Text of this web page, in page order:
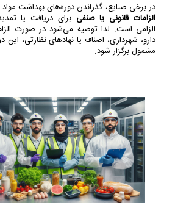
در برخی صنایع، گذراندن دوره‌های بهداشت مواد
الزامات قانونی یا صنفی برای دریافت یا
الزامی است. لذا توصیه می‌شود در صورت
دارو، شهرداری، اصناف یا نهادهای نظارتی، این
مشمول برگزار شود.